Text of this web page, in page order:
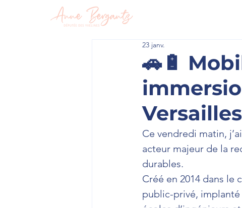
🚗🔋
Versailles
23 janv.
Ce vendredi matin,
acteur majeur de la
durables.
Créé en 2014 dans le
public-privé,